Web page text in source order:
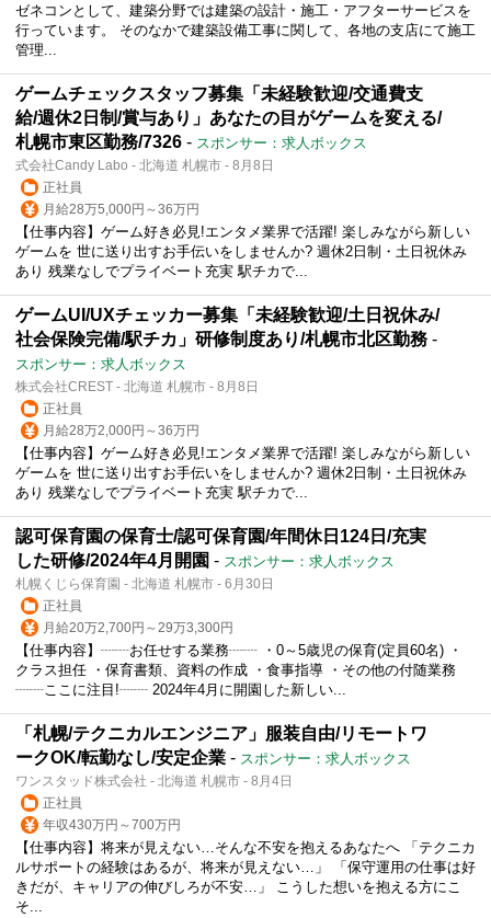
ゼネコンとして、建築分野では建築の設計・施工・アフターサービスを
行っています。 そのなかで建築設備工事に関して、各地の支店にて施工
管理...
ゲームチェックスタッフ募集「未経験歓迎/交通費支
給/週休2日制/賞与あり」あなたの目がゲームを変える/
札幌市東区勤務/7326 - スポンサー：求人ボックス
式会社Candy Labo - 北海道 札幌市 - 8月8日
正社員
月給28万5,000円～36万円
【仕事内容】ゲーム好き必見!エンタメ業界で活躍! 楽しみながら新しい
ゲームを 世に送り出すお手伝いをしませんか? 週休2日制・土日祝休み
あり 残業なしでプライベート充実 駅チカで...
ゲームUI/UXチェッカー募集「未経験歓迎/土日祝休み/
社会保険完備/駅チカ」研修制度あり/札幌市北区勤務 -
スポンサー：求人ボックス
株式会社CREST - 北海道 札幌市 - 8月8日
正社員
月給28万2,000円～36万円
【仕事内容】ゲーム好き必見!エンタメ業界で活躍! 楽しみながら新しい
ゲームを 世に送り出すお手伝いをしませんか? 週休2日制・土日祝休み
あり 残業なしでプライベート充実 駅チカで...
認可保育園の保育士/認可保育園/年間休日124日/充実
した研修/2024年4月開園 - スポンサー：求人ボックス
札幌くじら保育園 - 北海道 札幌市 - 6月30日
正社員
月給20万2,700円～29万3,300円
【仕事内容】┈┈お任せする業務┈┈ ・0～5歳児の保育(定員60名) ・
クラス担任 ・保育書類、資料の作成 ・食事指導 ・その他の付随業務
┈┈ここに注目!┈┈ 2024年4月に開園した新しい...
「札幌/テクニカルエンジニア」服装自由/リモートワ
ークOK/転勤なし/安定企業 - スポンサー：求人ボックス
ワンスタッド株式会社 - 北海道 札幌市 - 8月4日
正社員
年収430万円～700万円
【仕事内容】将来が見えない…そんな不安を抱えるあなたへ 「テクニカ
ルサポートの経験はあるが、将来が見えない…」 「保守運用の仕事は好
きだが、キャリアの伸びしろが不安…」 こうした想いを抱える方にこ
そ...